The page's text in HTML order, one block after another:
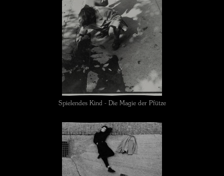
Spielendes Kind - Die Magie der Pfütze